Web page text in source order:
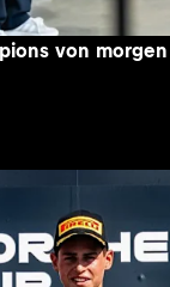
von morgen